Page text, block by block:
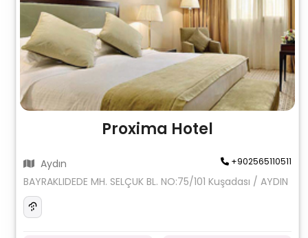
Proxima Hotel
Aydın +902565110511
BAYRAKLIDEDE MH. SELÇUK BL. NO:75/101 Kuşadası / AYDIN